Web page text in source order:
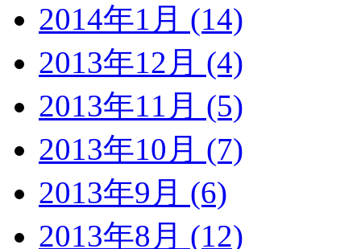
2014年1月 (14)
2013年12月 (4)
2013年11月 (5)
2013年10月 (7)
2013年9月 (6)
2013年8月 (12)